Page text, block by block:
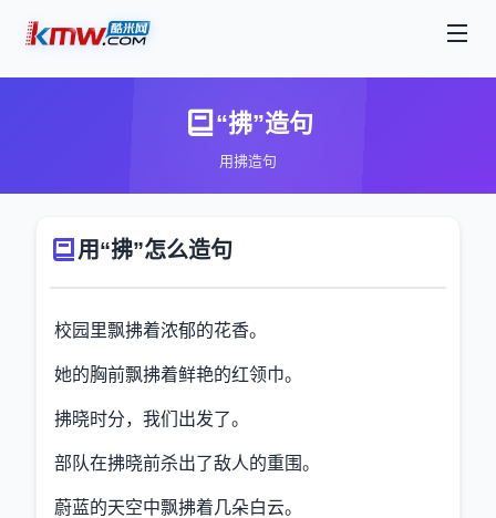
“拂”造句
用拂造句
用“拂”怎么造句
校园里飘拂着浓郁的花香。
她的胸前飘拂着鲜艳的红领巾。
拂晓时分，我们出发了。
部队在拂晓前杀出了敌人的重围。
蔚蓝的天空中飘拂着几朵白云。